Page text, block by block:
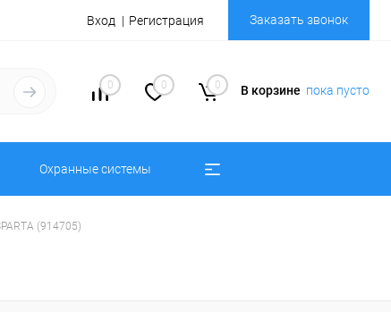
Вход Регистрация Заказать звонок
0 0 0 В корзине пока пусто
Охранные системы
(914705)